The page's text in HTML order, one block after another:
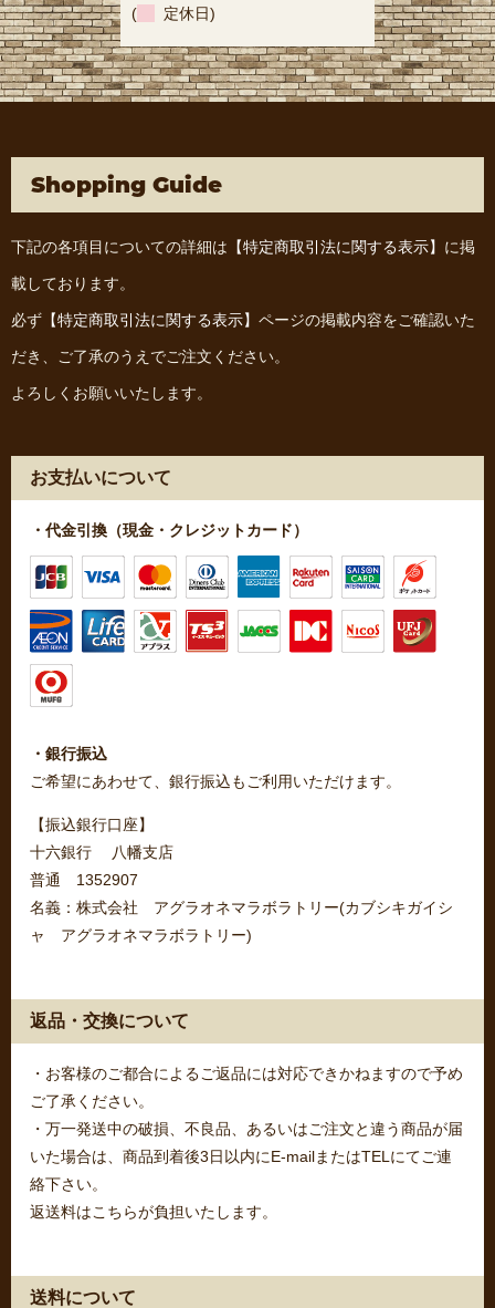
( 定休日)
Shopping Guide
下記の各項目についての詳細は 【特定商取引法に関する表示】 に掲
載しております。
必ず 【特定商取引法に関する表示】 ページの掲載内容をご確認いた
だき、ご了承のうえでご注文ください。
よろしくお願いいたします。
お支払いについて
・代金引換（現金・クレジットカード）
・銀行振込
ご希望にあわせて、銀行振込もご利用いただけます。
【振込銀行口座】
十六銀行 八幡支店
普通 1352907
名義：株式会社 アグラオネマラボラトリー(カブシキガイシ
ャ アグラオネマラボラトリー)
返品・交換について
・お客様のご都合によるご返品には対応できかねますので予め
ご了承ください。
・万一発送中の破損、不良品、あるいはご注文と違う商品が届
いた場合は、商品到着後3日以内にE-mailまたはTELにてご連
絡下さい。
返送料はこちらが負担いたします。
送料について